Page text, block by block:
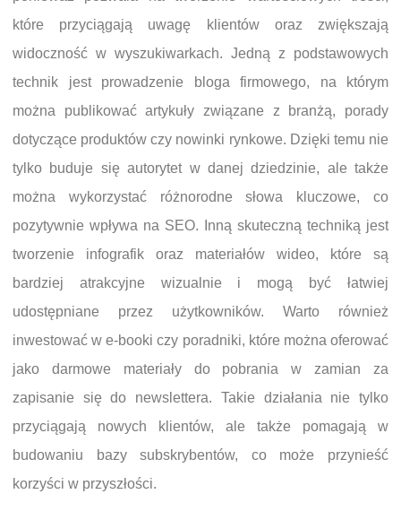
które przyciągają uwagę klientów oraz zwiększają
widoczność w wyszukiwarkach. Jedną z podstawowych
technik jest prowadzenie bloga firmowego, na którym
można publikować artykuły związane z branżą, porady
dotyczące produktów czy nowinki rynkowe. Dzięki temu nie
tylko buduje się autorytet w danej dziedzinie, ale także
można wykorzystać różnorodne słowa kluczowe, co
pozytywnie wpływa na SEO. Inną skuteczną techniką jest
tworzenie infografik oraz materiałów wideo, które są
bardziej atrakcyjne wizualnie i mogą być łatwiej
udostępniane przez użytkowników. Warto również
inwestować w e-booki czy poradniki, które można oferować
jako darmowe materiały do pobrania w zamian za
zapisanie się do newslettera. Takie działania nie tylko
przyciągają nowych klientów, ale także pomagają w
budowaniu bazy subskrybentów, co może przynieść
korzyści w przyszłości.